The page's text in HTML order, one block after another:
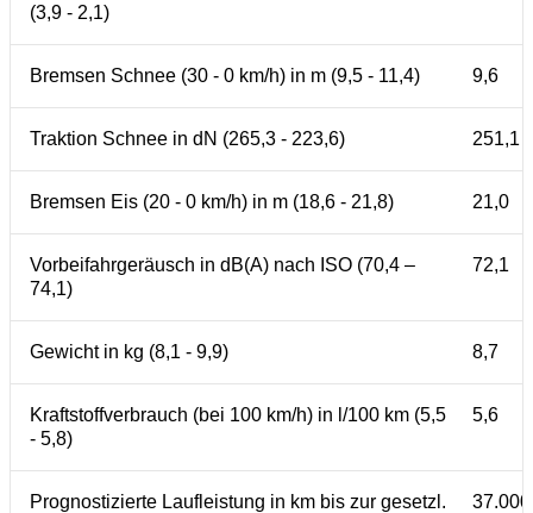
(3,9 - 2,1)
Bremsen Schnee (30 - 0 km/h) in m (9,5 - 11,4) 9,6
Traktion Schnee in dN (265,3 - 223,6) 251,1
Bremsen Eis (20 - 0 km/h) in m (18,6 - 21,8) 21,0
Vorbeifahrgeräusch in dB(A) nach ISO (70,4 –
74,1)
72,1
Gewicht in kg (8,1 - 9,9) 8,7
Kraftstoffverbrauch (bei 100 km/h) in l/100 km (5,5
- 5,8)
5,6
Prognostizierte Laufleistung in km bis zur gesetzl.
37.000